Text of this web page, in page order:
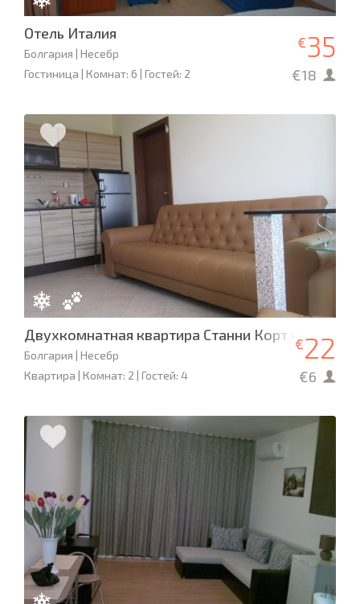
Отель Италия
Болгария | Несебр
Гостиница | Комнат: 6 | Гостей: 2
€35
€18
Двухкомнатная квартира Станни Корт на море
Болгария | Несебр
Квартира | Комнат: 2 | Гостей: 4
€22
€6